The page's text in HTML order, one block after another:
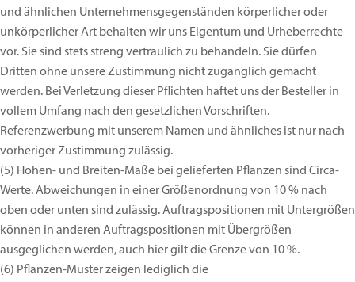
und ähnlichen Unternehmensgegenständen körperlicher oder
unkörperlicher Art behalten wir uns Eigentum und Urheberrechte
vor. Sie sind stets streng vertraulich zu behandeln. Sie dürfen
Dritten ohne unsere Zustimmung nicht zugänglich gemacht
werden. Bei Verletzung dieser Pflichten haftet uns der Besteller in
vollem Umfang nach den gesetzlichen Vorschriften.
Referenzwerbung mit unserem Namen und ähnliches ist nur nach
vorheriger Zustimmung zulässig.
(5) Höhen- und Breiten-Maße bei gelieferten Pflanzen sind Circa-
Werte. Abweichungen in einer Größenordnung von 10 % nach
oben oder unten sind zulässig. Auftragspositionen mit Untergrößen
können in anderen Auftragspositionen mit Übergrößen
ausgeglichen werden, auch hier gilt die Grenze von 10 %.
(6) Pflanzen-Muster zeigen lediglich die